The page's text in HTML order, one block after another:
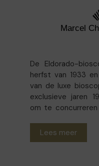
Marcel
De Eldorado-
herfst van 1933
van de luxe
exclusieve jaren
om te
zitplaatsen in de
wordt het
Lees meer